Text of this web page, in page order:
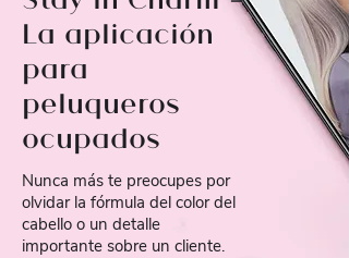
La aplicación
para
peluqueros
ocupados
Nunca más te preocupes por
olvidar la fórmula del color del
cabello o un detalle
importante sobre un cliente.